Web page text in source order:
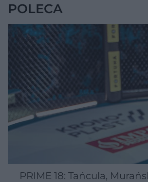
POLECA
PRIME 18: Tańcula,